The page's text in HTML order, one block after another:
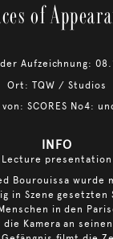
of
Aufzeichnung:
Ort: TQW / Studios
von: SCORES No4:
INFO
Lecture presentation
Bourouissa
in Szene gesetzten
in den
Kamera an